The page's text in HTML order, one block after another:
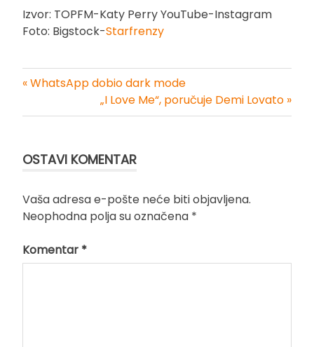
Izvor: TOPFM-Katy Perry YouTube-Instagram
Foto: Bigstock-Starfrenzy
« WhatsApp dobio dark mode
„I Love Me“, poručuje Demi Lovato »
OSTAVI KOMENTAR
Vaša adresa e-pošte neće biti objavljena.
Neophodna polja su označena *
Komentar *